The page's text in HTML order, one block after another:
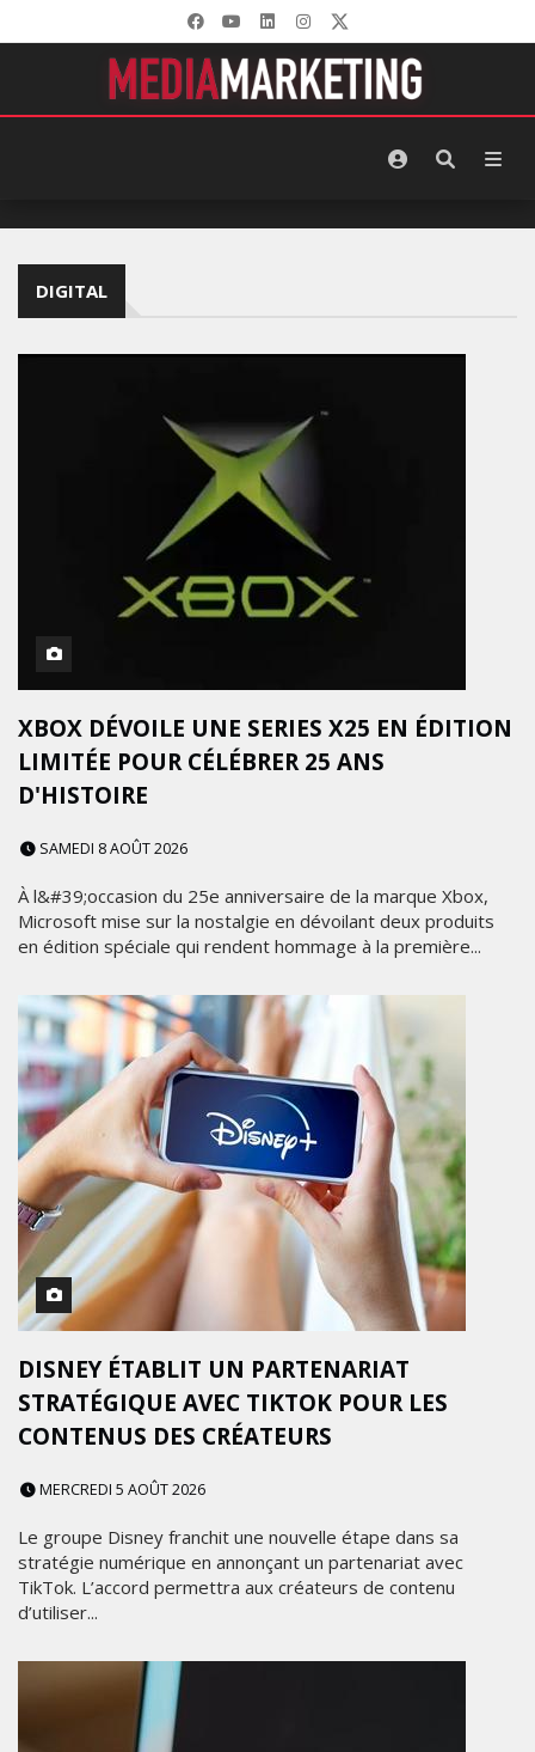
DIGITAL
XBOX DÉVOILE UNE SERIES X25 EN ÉDITION
LIMITÉE POUR CÉLÉBRER 25 ANS
D'HISTOIRE
SAMEDI 8 AOÛT 2026
À l&#39;occasion du 25e anniversaire de la marque Xbox,
Microsoft mise sur la nostalgie en dévoilant deux produits
en édition spéciale qui rendent hommage à la première...
DISNEY ÉTABLIT UN PARTENARIAT
STRATÉGIQUE AVEC TIKTOK POUR LES
CONTENUS DES CRÉATEURS
MERCREDI 5 AOÛT 2026
Le groupe Disney franchit une nouvelle étape dans sa
stratégie numérique en annonçant un partenariat avec
TikTok. L’accord permettra aux créateurs de contenu
d’utiliser...